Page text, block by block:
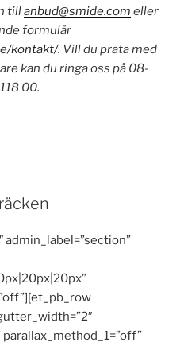
tillanbud@smide.com eller
formulär
kontakt/. Vill du prata med
kan du ringa oss på 08-
00.
admin_label=”section”